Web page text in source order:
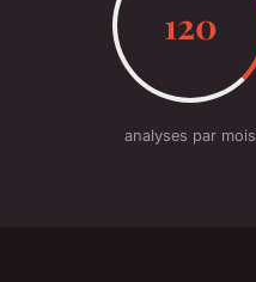
120
analyses par mois